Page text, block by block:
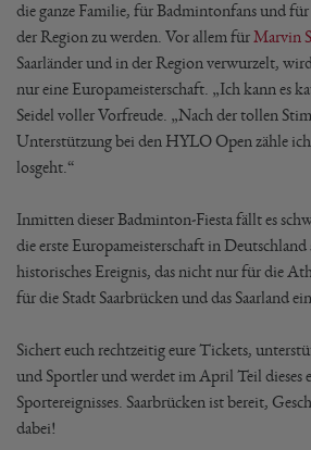
die ganze Familie, für Badmintonfans und für
der Region zu werden. Vor allem fürMarvin
Saarländer und in der Region verwurzelt,
nur eine Europameisterschaft. „Ich kann es
Seidel voller Vorfreude. „Nach der tollen
Unterstützung bei den HYLO Open zähle ich
losgeht.“
Inmitten dieser Badminton-Fiesta fällt es
die erste Europameisterschaft in Deutschland
historisches Ereignis, das nicht nur für die
für die Stadt Saarbrücken und das Saarland
Sichert euch rechtzeitig eure Tickets,
und Sportler und werdet im April Teil dieses
Sportereignisses. Saarbrücken ist bereit,
dabei!